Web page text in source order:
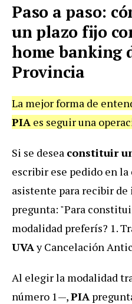
Paso a paso:
un plazo fijo
home banking
Provincia
La mejor forma de
PIA es seguir una
Si se desea constituir
escribir ese pedido en
asistente para recibir
pregunta: "Para
modalidad preferís? 1.
UVAy Cancelación
Al elegir la modalidad
número 1—,PIA